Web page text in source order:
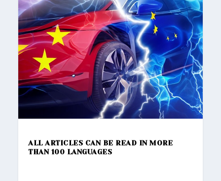
ALL ARTICLES CAN BE READ IN MORE
THAN 100 LANGUAGES